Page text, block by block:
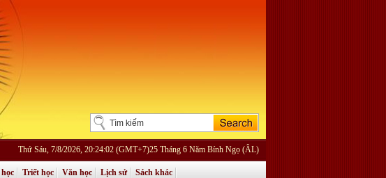
Thứ Sáu, 7/8/2026, 20:24:02 (GMT+7)25 Tháng 6 Năm Bính Ngọ (ÂL)
Triết học Văn học Lịch sử Sách khác